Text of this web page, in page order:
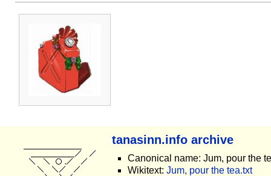
tanasinn.info archive
Canonical name: Jum, pour the
Wikitext: Jum, pour the tea.txt